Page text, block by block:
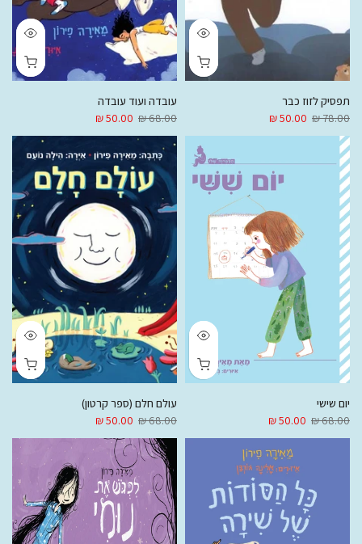
תפסיק לזוז כבר
78.00 ₪
50.00 ₪
עובדה ועוד עובדה
68.00 ₪
50.00 ₪
יום שישי
68.00 ₪
50.00 ₪
עולם חלם (ספר קרטון)
68.00 ₪
50.00 ₪